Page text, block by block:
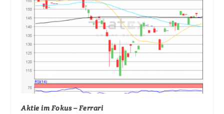
Aktie im Fokus – Ferrari